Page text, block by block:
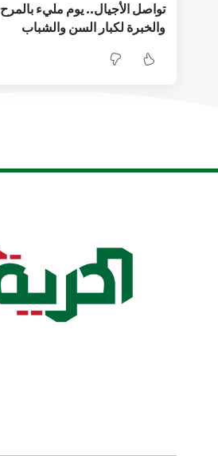
تواصل الأجيال.. يوم مليء بالمرح
والخبرة لكبار السن والشباب